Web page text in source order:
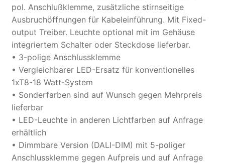
pol. Anschlußklemme, zusätzliche stirnseitige
Ausbruchöffnungen für Kabeleinführung. Mit Fixed-
output Treiber. Leuchte optional mit im Gehäuse
integriertem Schalter oder Steckdose lieferbar.
• 3-polige Anschlussklemme
• Vergleichbarer LED-Ersatz für konventionelles
1xT8-18 Watt-System
• Sonderfarben sind auf Wunsch gegen Mehrpreis
lieferbar
• LED-Leuchte in anderen Lichtfarben auf Anfrage
erhältlich
• Dimmbare Version (DALI-DIM) mit 5-poliger
Anschlussklemme gegen Aufpreis und auf Anfrage